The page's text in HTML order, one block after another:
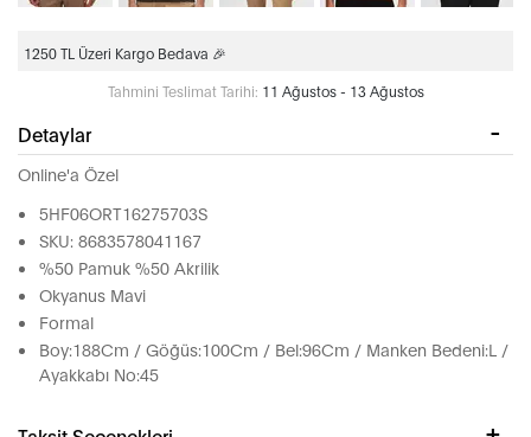
1250 TL Üzeri Kargo Bedava 🎉
Tahmini Teslimat Tarihi: 11 Ağustos - 13 Ağustos
Detaylar
Online'a Özel
5HF06ORT16275703S
SKU: 8683578041167
%50 Pamuk %50 Akrilik
Okyanus Mavi
Formal
Boy:188Cm / Göğüs:100Cm / Bel:96Cm / Manken Bedeni:L /
Ayakkabı No:45